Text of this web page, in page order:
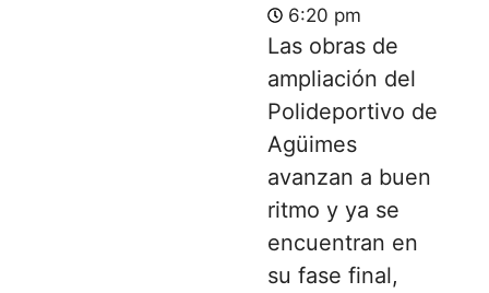
6:20 pm
Las obras de
ampliación del
Polideportivo de
Agüimes
avanzan a buen
ritmo y ya se
encuentran en
su fase final,